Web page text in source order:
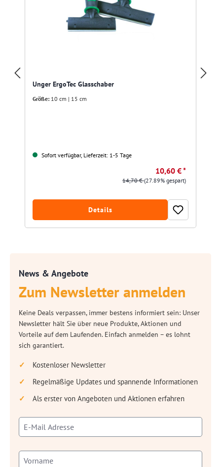
Unger ErgoTec Glasschaber
Größe: 10 cm | 15 cm
Sofort verfügbar, Lieferzeit: 1-5 Tage
10,60 € *
14,70 €(27.89% gespart)
Details
News & Angebote
Zum Newsletter anmelden
Keine Deals verpassen, immer bestens informiert sein: Unser
Newsletter hält Sie über neue Produkte, Aktionen und
Vorteile auf dem Laufenden. Einfach anmelden – es lohnt
sich garantiert.
Kostenloser Newsletter
Regelmäßige Updates und spannende Informationen
Als erster von Angeboten und Aktionen erfahren